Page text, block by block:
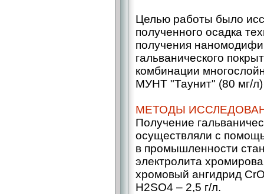
Целью работы было
полученного осадка
получения
гальванического
комбинации
МУНТ "Таунит" (80 мг/
МЕТОДЫ
Получение
осуществляли с
в промышленности
электролита
хромовый ангидрид
H2SO4 – 2,5 г/л.